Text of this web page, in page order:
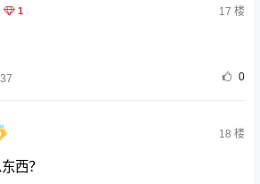
1 17 楼
0
18 楼
西？